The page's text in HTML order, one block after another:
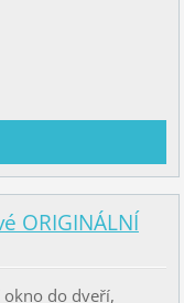
ORIGINÁLNÍ
okno do dveří,